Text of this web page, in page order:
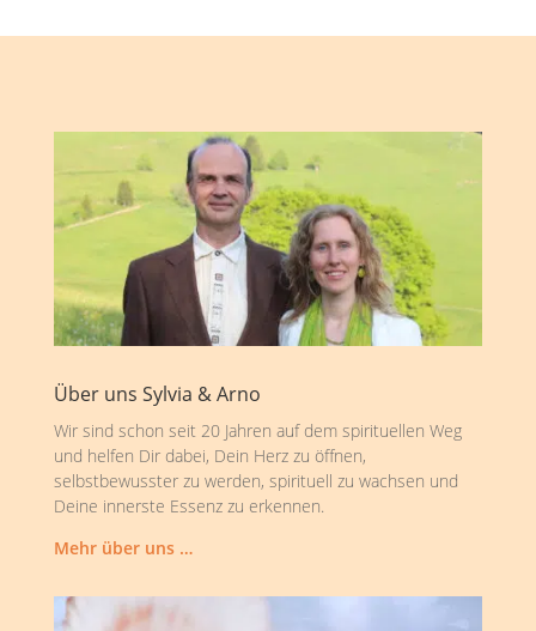
Über uns Sylvia & Arno
Wir sind schon seit 20 Jahren auf dem spirituellen Weg
und helfen Dir dabei, Dein Herz zu öffnen,
selbstbewusster zu werden, spirituell zu wachsen und
Deine innerste Essenz zu erkennen.
Mehr über uns …